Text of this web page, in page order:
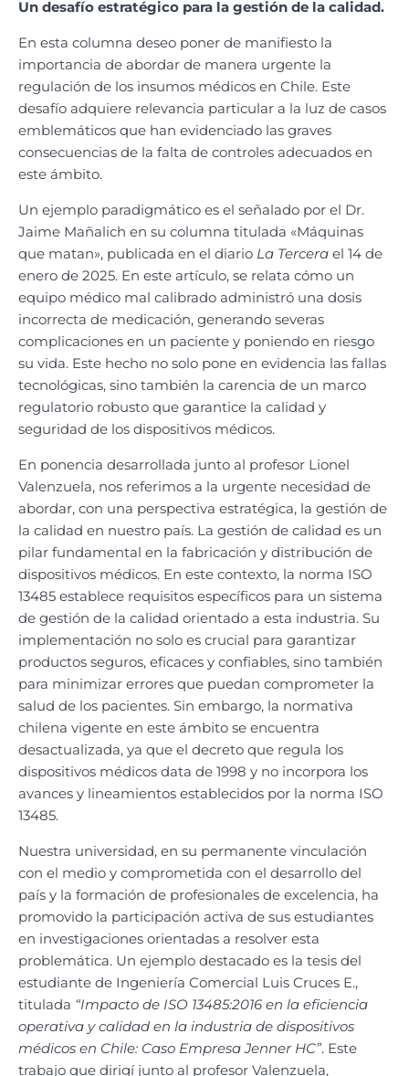
Un desafío estratégico para la gestión de la calidad.
En esta columna deseo poner de manifiesto la
importancia de abordar de manera urgente la
regulación de los insumos médicos en Chile. Este
desafío adquiere relevancia particular a la luz de casos
emblemáticos que han evidenciado las graves
consecuencias de la falta de controles adecuados en
este ámbito.
Un ejemplo paradigmático es el señalado por el Dr.
Jaime Mañalich en su columna titulada «Máquinas
que matan», publicada en el diario La Tercera el 14 de
enero de 2025. En este artículo, se relata cómo un
equipo médico mal calibrado administró una dosis
incorrecta de medicación, generando severas
complicaciones en un paciente y poniendo en riesgo
su vida. Este hecho no solo pone en evidencia las fallas
tecnológicas, sino también la carencia de un marco
regulatorio robusto que garantice la calidad y
seguridad de los dispositivos médicos.
En ponencia desarrollada junto al profesor Lionel
Valenzuela, nos referimos a la urgente necesidad de
abordar, con una perspectiva estratégica, la gestión de
la calidad en nuestro país. La gestión de calidad es un
pilar fundamental en la fabricación y distribución de
dispositivos médicos. En este contexto, la norma ISO
13485 establece requisitos específicos para un sistema
de gestión de la calidad orientado a esta industria. Su
implementación no solo es crucial para garantizar
productos seguros, eficaces y confiables, sino también
para minimizar errores que puedan comprometer la
salud de los pacientes. Sin embargo, la normativa
chilena vigente en este ámbito se encuentra
desactualizada, ya que el decreto que regula los
dispositivos médicos data de 1998 y no incorpora los
avances y lineamientos establecidos por la norma ISO
13485.
Nuestra universidad, en su permanente vinculación
con el medio y comprometida con el desarrollo del
país y la formación de profesionales de excelencia, ha
promovido la participación activa de sus estudiantes
en investigaciones orientadas a resolver esta
problemática. Un ejemplo destacado es la tesis del
estudiante de Ingeniería Comercial Luis Cruces E.,
titulada “Impacto de ISO 13485:2016 en la eficiencia
operativa y calidad en la industria de dispositivos
médicos en Chile: Caso Empresa Jenner HC”. Este
trabajo que dirigí junto al profesor Valenzuela,